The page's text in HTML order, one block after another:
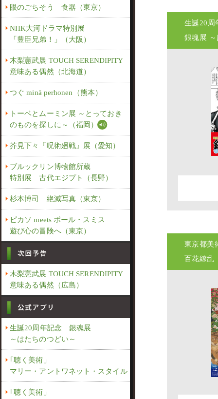
眼のごちそう 食器（東京）
NHK大河ドラマ特別展
「豊臣兄弟！」（大阪）
木梨憲武展 TOUCH SERENDIPITY
意味ある偶然（北海道）
つぐ minä perhonen（熊本）
トーベとムーミン展 ～とっておき
のものを探しに～（福岡）
芥見下々『呪術廻戦』展（愛知）
ブルックリン博物館所蔵
特別展 古代エジプト（長野）
杉本博司 絶滅写真（東京）
ピカソ meets ポール・スミス
遊び心の冒険へ（東京）
木梨憲武展 TOUCH SERENDIPITY
意味ある偶然（広島）
生誕20周年記念 銀魂展
～はたちのつどい～
｢聴く美術」
マリー・アントワネット・スタイル
｢聴く美術」
生誕20周
銀魂展
東京都美
百花繚乱